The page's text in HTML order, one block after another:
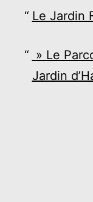
Le Jardin
» Le
Jardin